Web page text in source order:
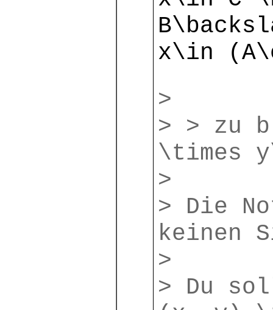
x\in
>
> > zu
\times
>
> Die
keinen
>
> Du